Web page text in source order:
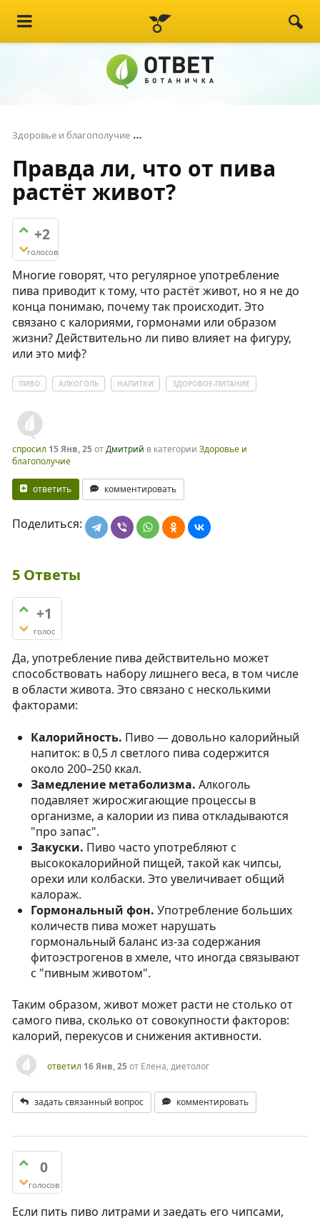
Здоровье и благополучие
Правда ли, что от пива
растёт живот?
+2
голосов
Многие говорят, что регулярное употребление
пива приводит к тому, что растёт живот, но я не до
конца понимаю, почему так происходит. Это
связано с калориями, гормонами или образом
жизни? Действительно ли пиво влияет на фигуру,
или это миф?
ПИВО АЛКОГОЛЬ НАПИТКИ ЗДОРОВОЕ-ПИТАНИЕ
спросил 15 Янв, 25отДмитрий в категории Здоровье и
благополучие
ответить комментировать
Поделиться:
5 Ответы
+1
голос
Да, употребление пива действительно может
способствовать набору лишнего веса, в том числе
в области живота. Это связано с несколькими
факторами:
Калорийность. Пиво — довольно калорийный
напиток: в 0,5 л светлого пива содержится
около 200–250 ккал.
Замедление метаболизма. Алкоголь
подавляет жиросжигающие процессы в
организме, а калории из пива откладываются
"про запас".
Закуски. Пиво часто употребляют с
высококалорийной пищей, такой как чипсы,
орехи или колбаски. Это увеличивает общий
калораж.
Гормональный фон. Употребление больших
количеств пива может нарушать
гормональный баланс из-за содержания
фитоэстрогенов в хмеле, что иногда связывают
с "пивным животом".
Таким образом, живот может расти не столько от
самого пива, сколько от совокупности факторов:
калорий, перекусов и снижения активности.
ответил 16 Янв, 25от Елена, диетолог
задать связанный вопрос комментировать
0
голосов
Если пить пиво литрами и заедать его чипсами,